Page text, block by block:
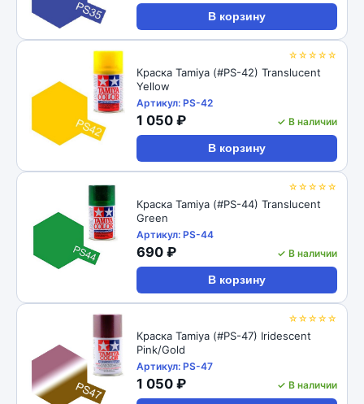
В корзину
☆☆☆☆☆
Краска Tamiya (#PS-42) Translucent
Yellow
Артикул: PS-42
1 050 ₽ ✓ В наличии
В корзину
☆☆☆☆☆
Краска Tamiya (#PS-44) Translucent
Green
Артикул: PS-44
690 ₽ ✓ В наличии
В корзину
☆☆☆☆☆
Краска Tamiya (#PS-47) Iridescent
Pink/Gold
Артикул: PS-47
1 050 ₽ ✓ В наличии